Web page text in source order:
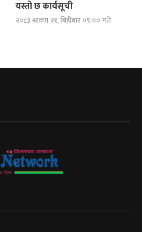
यस्तो छ कार्यसूची
२०८३ श्रावण २१, बिहीबार ०९:०० गते